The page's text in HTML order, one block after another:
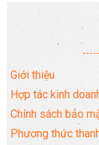
Giới thiệu
Hợp tác kinh
Chính sách bảo
Phương thức